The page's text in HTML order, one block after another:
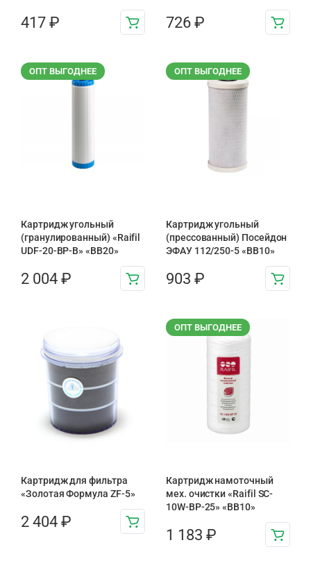
417 ₽ 726 ₽
ОПТ ВЫГОДНЕЕ
Картридж угольный
(гранулированный) «Raifil
UDF-20-BP-B» «BB20»
2 004 ₽
ОПТ ВЫГОДНЕЕ
Картридж угольный
(прессованный) Посейдон
ЭФАУ 112/250-5 «BB10»
903 ₽
Картридж для фильтра
«Золотая Формула ZF-5»
2 404 ₽
ОПТ ВЫГОДНЕЕ
Картридж намоточный
мех. очистки «Raifil SC-
10W-BP-25» «BB10»
1 183 ₽